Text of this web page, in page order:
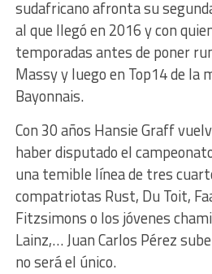
sudafricano afronta su
al que llegó en 2016 y con
temporadas antes de poner
Massy y luego en Top14 de la
Bayonnais.
Con 30 años Hansie Graff
haber disputado el
una temible línea de tres
compatriotas Rust, Du Toit,
Fitzsimons o los jóvenes
Lainz,… Juan Carlos Pérez
no será el único.